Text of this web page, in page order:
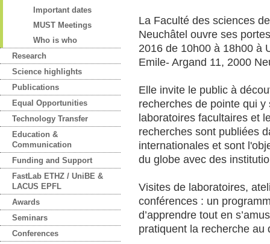
Important dates
MUST Meetings
Who is who
Research
Science highlights
Publications
Equal Opportunities
Technology Transfer
Education &
Communication
Funding and Support
FastLab ETHZ / UniBE &
LACUS EPFL
Awards
Seminars
Conferences
La Faculté des sciences
Neuchâtel ouvre ses
2016 de 10h00 à 18h00 à
Emile- Argand 11, 2000
Elle invite le public à
recherches de pointe qui
laboratoires facultaires et
recherches sont publiées
internationales et sont
du globe avec des
Visites de laboratoires,
conférences : un
d’apprendre tout en
pratiquent la recherche au